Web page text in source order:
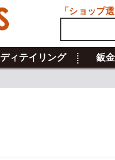
ディテイリング 鈑
「ショップ